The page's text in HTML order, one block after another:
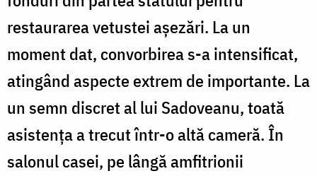
restaurarea vetustei aşezări. La un
moment dat, convorbirea s-a intensificat,
atingând aspecte extrem de importante. La
un semn discret al lui Sadoveanu, toată
asistenţa a trecut într-o altă cameră. În
salonul casei, pe lângă amfitrionii